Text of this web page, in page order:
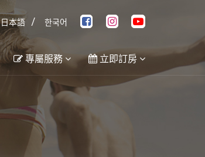
日本語 / 한국어
專屬服務 立即訂房